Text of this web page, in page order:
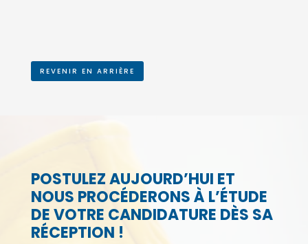
REVENIR EN ARRIÈRE
POSTULEZ AUJOURD’HUI ET
NOUS PROCÉDERONS À L’ÉTUDE
DE VOTRE CANDIDATURE DÈS SA
RÉCEPTION !